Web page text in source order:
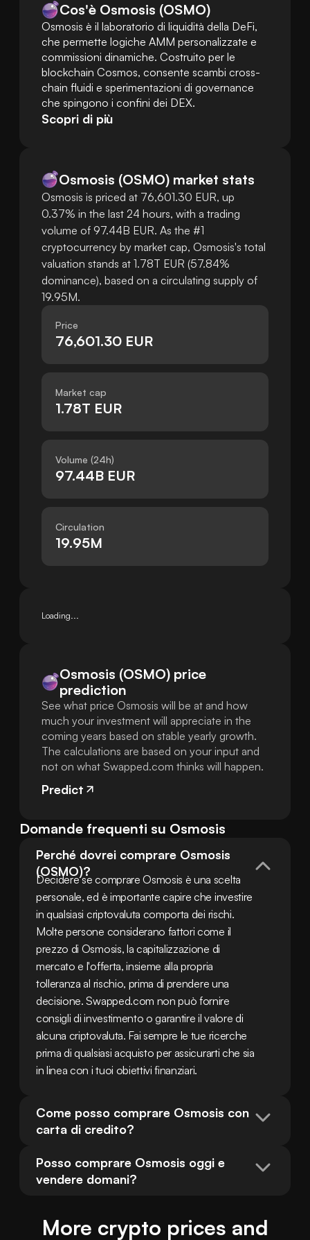
Cos'è Osmosis (OSMO)
Osmosis è il laboratorio di liquidità della DeFi,
che permette logiche AMM personalizzate e
commissioni dinamiche. Costruito per le
blockchain Cosmos, consente scambi cross-
chain fluidi e sperimentazioni di governance
che spingono i confini dei DEX.
Scopri di più
Osmosis (OSMO) market stats
Osmosis is priced at 76,601.30 EUR, up
0.37% in the last 24 hours, with a trading
volume of 97.44B EUR. As the #1
cryptocurrency by market cap, Osmosis's total
valuation stands at 1.78T EUR (57.84%
dominance), based on a circulating supply of
19.95M.
Price
76,601.30 EUR
Market cap
1.78T EUR
Volume (24h)
97.44B EUR
Circulation
19.95M
Loading...
Osmosis (OSMO) price
prediction
See what price Osmosis will be at and how
much your investment will appreciate in the
coming years based on stable yearly growth.
The calculations are based on your input and
not on what Swapped.com thinks will happen.
Predict
Domande frequenti su Osmosis
Perché dovrei comprare Osmosis
(OSMO)?
Decidere se comprare Osmosis è una scelta
personale, ed è importante capire che investire
in qualsiasi criptovaluta comporta dei rischi.
Molte persone considerano fattori come il
prezzo di Osmosis, la capitalizzazione di
mercato e l'offerta, insieme alla propria
tolleranza al rischio, prima di prendere una
decisione. Swapped.com non può fornire
consigli di investimento o garantire il valore di
alcuna criptovaluta. Fai sempre le tue ricerche
prima di qualsiasi acquisto per assicurarti che sia
in linea con i tuoi obiettivi finanziari.
Come posso comprare Osmosis con
carta di credito?
Posso comprare Osmosis oggi e
vendere domani?
More crypto prices and